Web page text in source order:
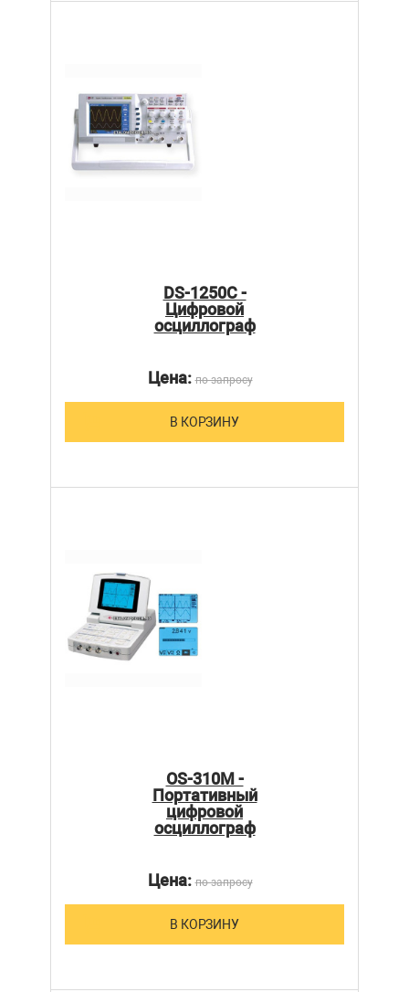
DS-1250C -
Цифровой
осциллограф
Цена:по запросу
В КОРЗИНУ
OS-310M -
Портативный
цифровой
осциллограф
Цена:по запросу
В КОРЗИНУ